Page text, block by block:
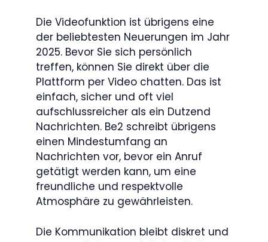
Die Videofunktion ist übrigens eine
der beliebtesten Neuerungen im Jahr
2025. Bevor Sie sich persönlich
treffen, können Sie direkt über die
Plattform per Video chatten. Das ist
einfach, sicher und oft viel
aufschlussreicher als ein Dutzend
Nachrichten. Be2 schreibt übrigens
einen Mindestumfang an
Nachrichten vor, bevor ein Anruf
getätigt werden kann, um eine
freundliche und respektvolle
Atmosphäre zu gewährleisten.
Die Kommunikation bleibt diskret und